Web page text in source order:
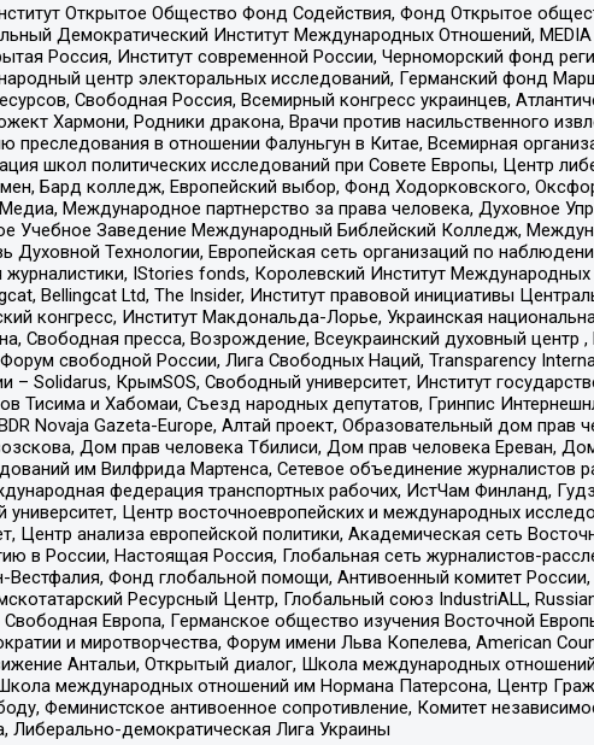
Открытое Общество Фонд Содействия, Фонд Открытое
Демократический Институт Международных Отношений, MEDIA
Россия, Институт современной России, Черноморский фонд
центр электоральных исследований, Германский фонд
Свободная Россия, Всемирный конгресс украинцев,
Хармони, Родники дракона, Врачи против насильственного
преследования в отношении Фалуньгун в Китае, Всемирная
школ политических исследований при Совете Европы, Центр
Бард колледж, Европейский выбор, Фонд Ходорковского,
Международное партнерство за права человека, Духовное
Учебное Заведение Международный Библейский Колледж,
Духовной Технологии, Европейская сеть организаций по
IStories fonds, Королевский Институт
Bellingcat Ltd, The Insider, Институт правовой инициативы
конгресс, Институт Макдональда-Лорье, Украинская
Свободная пресса, Возрождение, Всеукраинский духовный центр
свободной России, Лига Свободных Наций, Transparеncy
Solidarus, КрымSOS, Свободный университет, Институт
Тисима и Хабомаи, Съезд народных депутатов, Гринпис
Novaja Gazeta-Europe, Алтай проект, Образовательный дом
Дом прав человека Тбилиси, Дом прав человека Ереван,
им Вилфрида Мартенса, Сетевое объединение журналистов
федерация транспортных рабочих, ИстЧам Финланд,
университет, Центр восточноевропейских и международных
Центр анализа европейской политики, Академическая сеть
в России, Настоящая Россия, Глобальная сеть журналистов-
Фонд глобальной помощи, Антивоенный комитет
Ресурсный Центр, Глобальный союз IndustriALL,
Европа, Германское общество изучения Восточной
и миротворчества, Форум имени Льва Копелева, American
Антальи, Открытый диалог, Школа международных
международных отношений им Нормана Патерсона, Центр
Феминистское антивоенное сопротивление, Комитет
демократическая Лига Украины